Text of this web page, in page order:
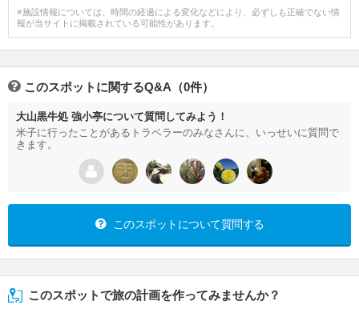
※施設情報については、時間の経過による変化などにより、必ずしも正確でない情
報が当サイトに掲載されている可能性があります。
このスポットに関するQ&A（0件）
大山黒牛処 強小亭について質問してみよう！
米子に行ったことがあるトラベラーのみなさんに、いっせいに質問で
きます。
このスポットについて質問する
このスポットで旅の計画を作ってみませんか？